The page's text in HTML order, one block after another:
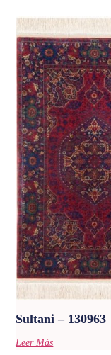
Sultani – 130963
Leer Más